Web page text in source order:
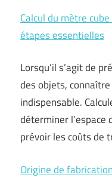
Calcul du mètre
étapes essentielles
Lorsqu’il s’agit de
des objets, connaître
indispensable.
déterminer l’espace
prévoir les coûts de
Origine de